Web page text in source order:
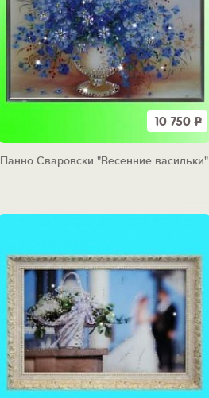
10 750Р
Панно Сваровски "Весенние васильки"